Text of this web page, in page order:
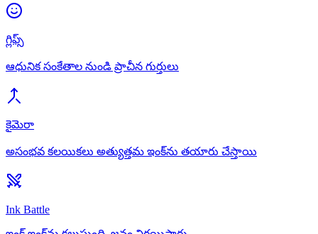
గ్లిఫ్స్
ఆధునిక సంకేతాల నుండి ప్రాచీన గుర్తులు
కైమెరా
అసంభవ కలయికలు అత్యుత్తమ ఇంక్‌ను తయారు చేస్తాయి
Ink Battle